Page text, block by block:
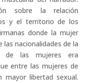
sobre la relación
y el territorio de los
donde la mujer
las nacionalidades de la
de las mujeres era
entre las mujeres de
mayor libertad sexual.